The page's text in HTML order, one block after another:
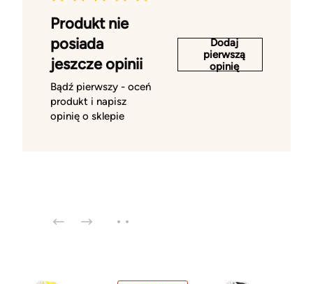
Produkt nie
posiada
jeszcze opinii
Bądź pierwszy - oceń
produkt i napisz
opinię o sklepie
Dodaj
pierwszą
opinię